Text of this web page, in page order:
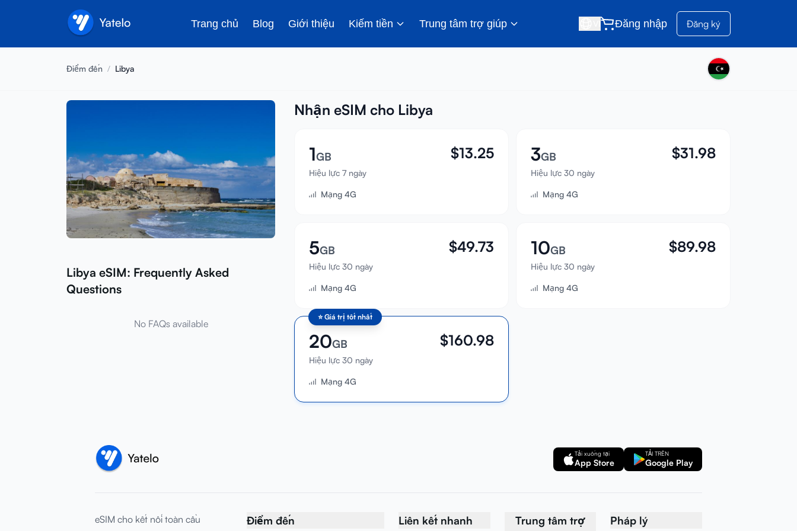
Trang chủ Blog Giới thiệu Kiếm tiền Trung tâm trợ giúp Đăng nhập Đăng ký
Điểm đến / Libya
Libya eSIM: Frequently Asked
Questions
No FAQs available
Nhận eSIM cho Libya
1GB
Hiệu lực 7 ngày
$13.25
Mạng 4G
3GB
Hiệu lực 30 ngày
$31.98
Mạng 4G
5GB
Hiệu lực 30 ngày
$49.73
Mạng 4G
10GB
Hiệu lực 30 ngày
$89.98
Mạng 4G
⭐Giá trị tốt nhất
20GB
Hiệu lực 30 ngày
$160.98
Mạng 4G
Tải xuống tại
App Store
TẢI TRÊN
Google Play
eSIM cho kết nối toàn cầu Điểm đến Liên kết nhanh
Trung tâm trợ
Pháp lý